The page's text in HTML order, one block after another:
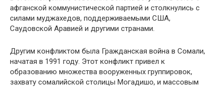
афганской коммунистической партией и столкнулись с
силами муджахедов, поддерживаемыми США,
Саудовской Аравией и другими странами.
Другим конфликтом была Гражданская война в Сомали,
начатая в 1991 году. Этот конфликт привел к
образованию множества вооруженных группировок,
захвату сомалийской столицы Могадишо, и массовым